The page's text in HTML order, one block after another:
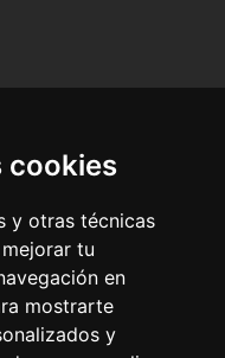
cookies
y otras técnicas
tu
en
mostrarte
y